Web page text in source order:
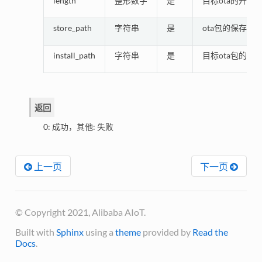
store_path 字符串 是 ota包的保存路
install_path 字符串 是 目标ota包的安
返回
0: 成功，其他: 失败
下一页
上一页
© Copyright 2021, Alibaba AIoT.
Built with Sphinxusing a themeprovided by Read the
Docs.